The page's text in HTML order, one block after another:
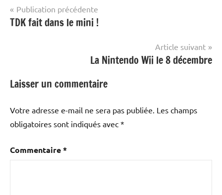
Navigation
de
Publication précédente
TDK fait dans le mini !
Article suivant
La Nintendo Wii le 8 décembre
Laisser un commentaire
Votre adresse e-mail ne sera pas publiée. Les champs
obligatoires sont indiqués avec *
Commentaire*